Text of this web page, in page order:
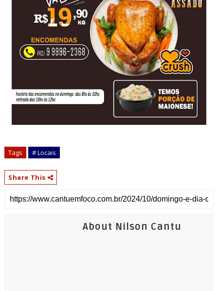
Tags # Locais
Share This
About Nilson Cantu